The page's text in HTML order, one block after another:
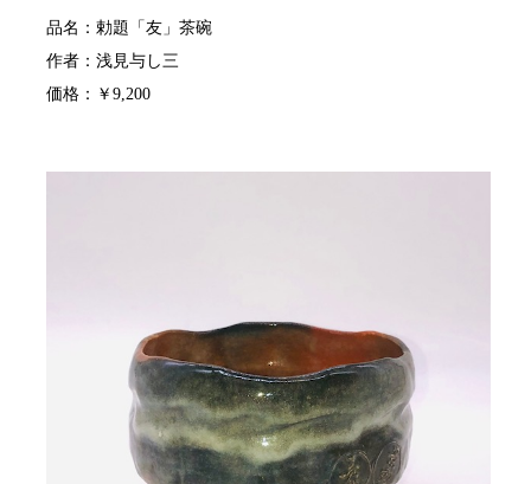
品名：勅題「友」茶碗
作者：浅見与し三
価格：￥9,200